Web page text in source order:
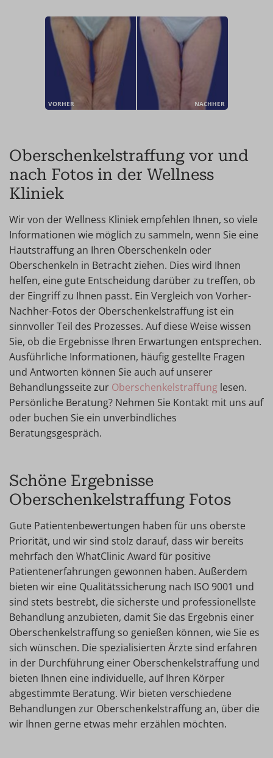
VORHER NACHHER
Oberschenkelstraffung vor und
nach Fotos in der Wellness
Kliniek
Wir von der Wellness Kliniek empfehlen Ihnen, so viele
Informationen wie möglich zu sammeln, wenn Sie eine
Hautstraffung an Ihren Oberschenkeln oder
Oberschenkeln in Betracht ziehen. Dies wird Ihnen
helfen, eine gute Entscheidung darüber zu treffen, ob
der Eingriff zu Ihnen passt. Ein Vergleich von Vorher-
Nachher-Fotos der Oberschenkelstraffung ist ein
sinnvoller Teil des Prozesses. Auf diese Weise wissen
Sie, ob die Ergebnisse Ihren Erwartungen entsprechen.
Ausführliche Informationen, häufig gestellte Fragen
und Antworten können Sie auch auf unserer
Behandlungsseite zur Oberschenkelstraffung lesen.
Persönliche Beratung? Nehmen Sie Kontakt mit uns auf
oder buchen Sie ein unverbindliches
Beratungsgespräch.
Schöne Ergebnisse
Oberschenkelstraffung Fotos
Gute Patientenbewertungen haben für uns oberste
Priorität, und wir sind stolz darauf, dass wir bereits
mehrfach den WhatClinic Award für positive
Patientenerfahrungen gewonnen haben. Außerdem
bieten wir eine Qualitätssicherung nach ISO 9001 und
sind stets bestrebt, die sicherste und professionellste
Behandlung anzubieten, damit Sie das Ergebnis einer
Oberschenkelstraffung so genießen können, wie Sie es
sich wünschen. Die spezialisierten Ärzte sind erfahren
in der Durchführung einer Oberschenkelstraffung und
bieten Ihnen eine individuelle, auf Ihren Körper
abgestimmte Beratung. Wir bieten verschiedene
Behandlungen zur Oberschenkelstraffung an, über die
wir Ihnen gerne etwas mehr erzählen möchten.